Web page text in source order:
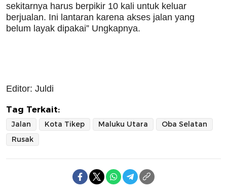
sekitarnya harus berpikir 10 kali untuk keluar
berjualan. Ini lantaran karena akses jalan yang
belum layak dipakai” Ungkapnya.
Editor: Juldi
Tag Terkait:
Jalan Kota Tikep Maluku Utara
Oba Selatan
Rusak